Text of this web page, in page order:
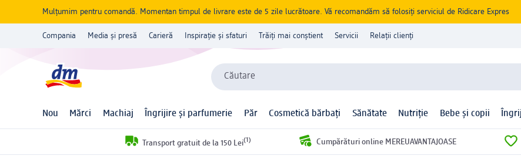
Mulțumim pentru comandă. Momentan timpul de livrare este de 5 zile lucrătoare. Vă recomandăm să folosiți serviciul de Ridicare Expres
Compania Media și presă Carieră Inspirație și sfaturi Trăiți mai conștient Servicii Relații clienți
Căutare
Nou Mărci Machiaj Îngrijire și parfumerie Păr Cosmetică bărbați Sănătate Nutriție Bebe și copii
Transport gratuit de la 150 Lei(1) Cumpărături online MEREUAVANTAJOASE